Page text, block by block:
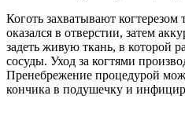
Коготь захватывают когтерезом
оказался в отверстии, затем
задеть живую ткань, в которой
сосуды. Уход за когтями
Пренебрежение процедурой
кончика в подушечку и